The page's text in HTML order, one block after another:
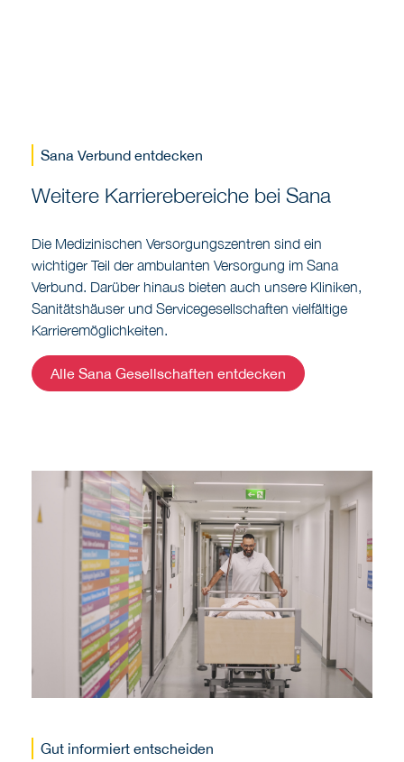
Sana Verbund entdecken
Weitere Karrierebereiche bei Sana
Die Medizinischen Versorgungszentren sind ein
wichtiger Teil der ambulanten Versorgung im Sana
Verbund. Darüber hinaus bieten auch unsere Kliniken,
Sanitätshäuser und Servicegesellschaften vielfältige
Karrieremöglichkeiten.
Alle Sana Gesellschaften entdecken
Gut informiert entscheiden